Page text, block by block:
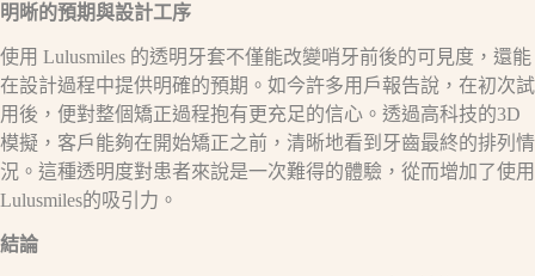
明晰的預期與設計工序
使用 Lulusmiles 的透明牙套不僅能改變哨牙前後的可見度，還能
在設計過程中提供明確的預期。如今許多用戶報告說，在初次試
用後，便對整個矯正過程抱有更充足的信心。透過高科技的3D
模擬，客戶能夠在開始矯正之前，清晰地看到牙齒最終的排列情
況。這種透明度對患者來說是一次難得的體驗，從而增加了使用
Lulusmiles的吸引力。
結論